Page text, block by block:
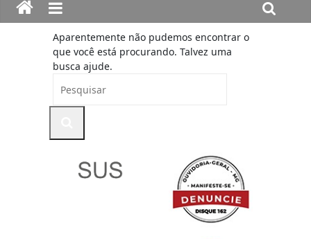
Aparentemente não pudemos encontrar o
que você está procurando. Talvez uma
busca ajude.